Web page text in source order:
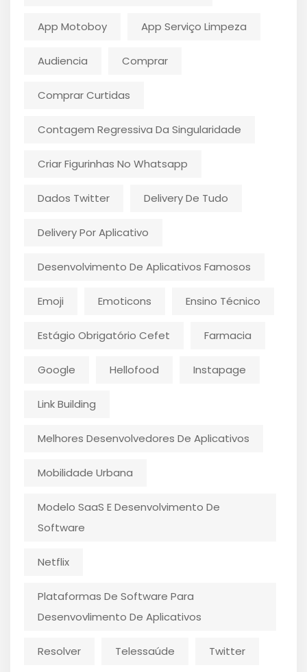
App Motoboy App Serviço Limpeza
Audiencia Comprar
Comprar Curtidas
Contagem Regressiva Da Singularidade
Criar Figurinhas No Whatsapp
Dados Twitter Delivery De Tudo
Delivery Por Aplicativo
Desenvolvimento De Aplicativos Famosos
Emoji Emoticons Ensino Técnico
Estágio Obrigatório Cefet Farmacia
Google Hellofood Instapage
Link Building
Melhores Desenvolvedores De Aplicativos
Mobilidade Urbana
Modelo SaaS E Desenvolvimento De
Software
Netflix
Plataformas De Software Para
Desenvovlimento De Aplicativos
Resolver Telessaúde Twitter